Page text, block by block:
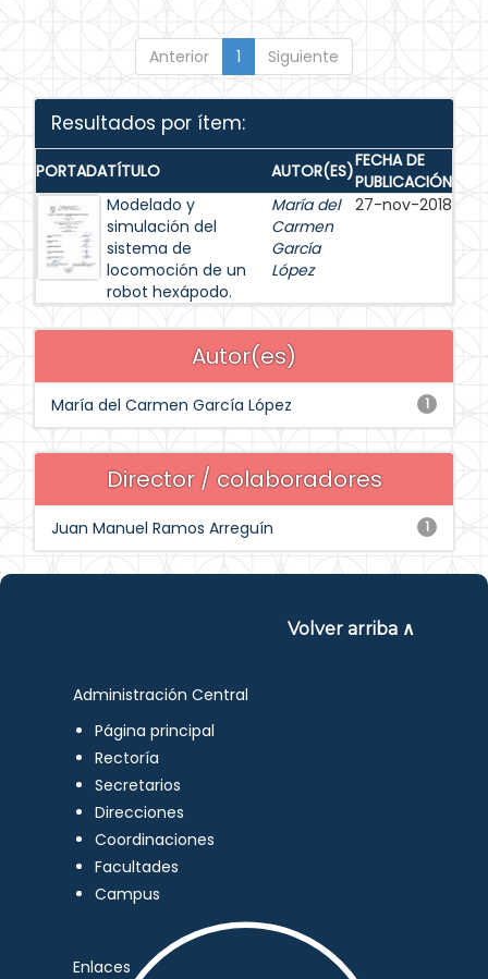
Anterior 1 Siguiente
Resultados por ítem:
PORTADATÍTULO AUTOR(ES)FECHA DE
PUBLICACIÓN
Modelado y
simulación del
sistema de
locomoción de un
robot hexápodo.
María del
Carmen
García
López
27-nov-2018
Autor(es)
1
María del Carmen García López
Director / colaboradores
1
Juan Manuel Ramos Arreguín
Volver arriba ∧
Administración Central
Página principal
Rectoría
Secretarios
Direcciones
Coordinaciones
Facultades
Campus
Enlaces